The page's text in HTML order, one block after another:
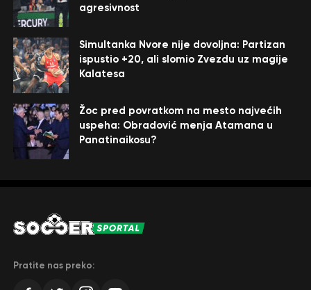
agresivnost
Simultanka Nvore nije dovoljna: Partizan
ispustio +20, ali slomio Zvezdu uz magije
Kalatesa
Žoc pred povratkom na mesto najvećih
uspeha: Obradović menja Atamana u
Panatinaikosu?
Pratite nas preko: